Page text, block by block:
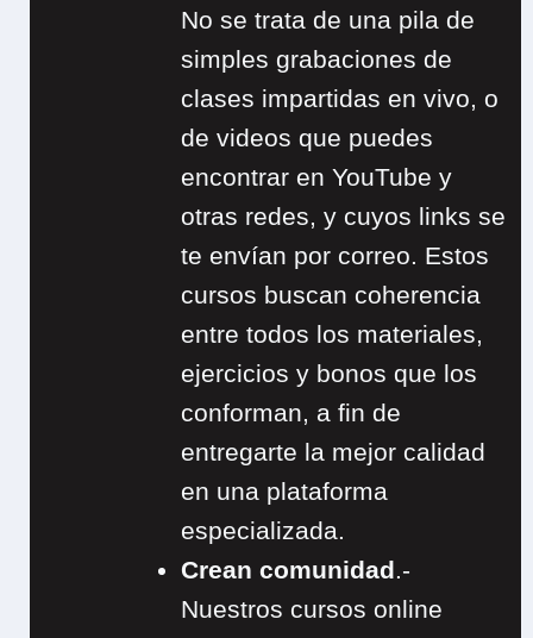
No se trata de una pila de
simples grabaciones de
clases impartidas en vivo, o
de videos que puedes
encontrar en YouTube y
otras redes, y cuyos links se
te envían por correo. Estos
cursos buscan coherencia
entre todos los materiales,
ejercicios y bonos que los
conforman, a fin de
entregarte la mejor calidad
en una plataforma
especializada.
Crean comunidad.-
Nuestros cursos online